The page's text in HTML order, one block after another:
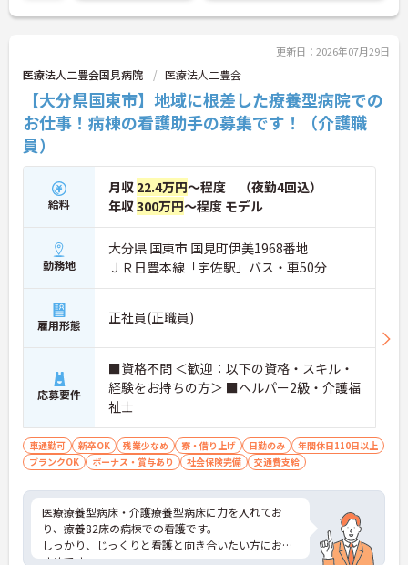
更新日：2026年07月29日
医療法人二豊会国見病院 医療法人二豊会
【大分県国東市】地域に根差した療養型病院での
お仕事！病棟の看護助手の募集です！（介護職
員）
給料
月収 22.4万円～程度 （夜勤4回込）
年収300万円～程度 モデル
勤務地
大分県 国東市 国見町伊美1968番地
ＪＲ日豊本線「宇佐駅」バス・車50分
雇用形態 正社員(正職員)
応募要件
■資格不問 ＜歓迎：以下の資格・スキル・
経験をお持ちの方＞ ■ヘルパー2級・介護福
祉士
車通勤可 新卒OK 残業少なめ 寮・借り上げ 日勤のみ
年間休日110日以上
ブランクOK
ボーナス・賞与あり 社会保険完備 交通費支給
医療療養型病床・介護療養型病床に力を入れてお
り、療養82床の病棟での看護です。
しっかり、じっくりと看護と向き合いたい方におす
すめです。